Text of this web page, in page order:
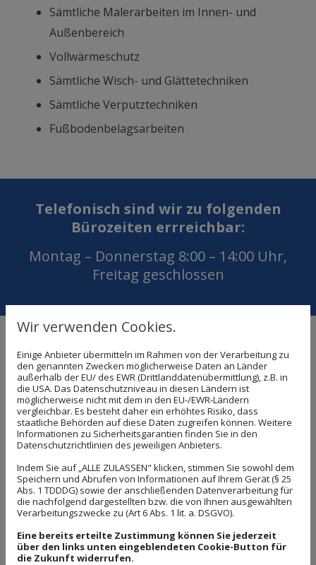
Sämtliche Malerarbeiten im Innen- und
Außenbereich
Vollwärmeschutz
Sämtliche Wisch- und Glättetechniken
Sämtliche Verputztechniken
Fußbodenbelagsarbeiten
Telefonisch sind wir zu folgenden
Bürozeiten errreichbar:
Montag – Donnerstag 8:00 – 14:00 Uhr,
Freitag geschlossen
Über uns:Der Malerbetrieb Mario
Becker stellt sich vor
Das Handwerksunternehmen wurde am 18. Januar
2006 von Mario Becker in Mutterstadt nähe
Ludwigshafen gegründet und ist somit seit über 15
Jahren beständig. Im Laufe der Zeit wurde die Firma
immer populärer, sodass immer mehr Gesellen und
Auszubildende mit dazu kamen. Denn nur so waren
wir dazu in der Lage, die wachsende Auftragslage
bewältigen zu können.
Wir verwenden Cookies.
Einige Anbieter übermitteln im Rahmen von der Verarbeitung zu
den genannten Zwecken möglicherweise Daten an Länder
außerhalb der EU/ des EWR (Drittlanddatenübermittlung), z.B. in
die USA. Das Datenschutzniveau in diesen Ländern ist
möglicherweise nicht mit dem in den EU-/EWR-Ländern
vergleichbar. Es besteht daher ein erhöhtes Risiko, dass
staatliche Behörden auf diese Daten zugreifen können. Weitere
Informationen zu Sicherheitsgarantien finden Sie in den
Datenschutzrichtlinien des jeweiligen Anbieters.
Indem Sie auf „ALLE ZULASSEN" klicken, stimmen Sie sowohl dem
Speichern und Abrufen von Informationen auf Ihrem Gerät (§ 25
Abs. 1 TDDDG) sowie der anschließenden Datenverarbeitung für
die nachfolgend dargestellten bzw. die von Ihnen ausgewählten
Verarbeitungszwecke zu (Art 6 Abs. 1 lit. a. DSGVO).
Eine bereits erteilte Zustimmung können Sie jederzeit
über den links unten eingeblendeten Cookie-Button für
die Zukunft widerrufen.